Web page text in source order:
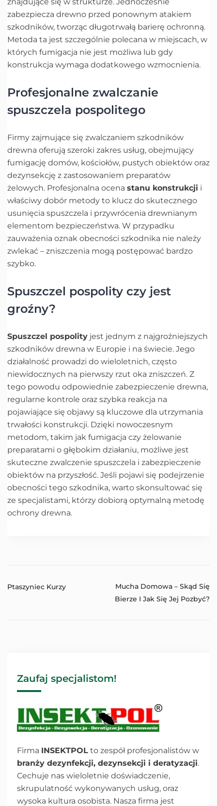
zabezpiecza drewno przed ponownym atakiem
szkodników, tworząc długotrwałą barierę ochronną.
Metoda ta jest szczególnie polecana w miejscach, w
których fumigacja nie jest możliwa lub gdy
konstrukcja wymaga dodatkowego wzmocnienia.
Profesjonalne zwalczanie
spuszczela pospolitego
Firmy zajmujące się zwalczaniem szkodników
drewna oferują szeroki zakres usług, obejmujący
fumigację domów, kościołów, pustych obiektów oraz
dezynsekcję z zastosowaniem preparatów
żelowych. Profesjonalna ocena stanu konstrukcji i
właściwy dobór metody to klucz do skutecznego
usunięcia spuszczela i przywrócenia drewnianym
elementom bezpieczeństwa. W przypadku
zauważenia oznak obecności szkodnika nie należy
zwlekać – zniszczenia mogą postępować bardzo
szybko.
Spuszczel pospolity czy jest
groźny?
Spuszczel pospolity jest jednym z najgroźniejszych
szkodników drewna w Europie i na świecie. Jego
działalność prowadzi do wieloletnich, często
niewidocznych na pierwszy rzut oka zniszczeń. Z
tego powodu odpowiednie zabezpieczenie drewna,
regularne kontrole oraz szybka reakcja na
pojawiające się objawy są kluczowe dla utrzymania
trwałości konstrukcji. Dzięki nowoczesnym
metodom, takim jak fumigacja czy żelowanie
preparatami o głębokim działaniu, możliwe jest
skuteczne zwalczenie spuszczela i zabezpieczenie
obiektów na przyszłość. Jeśli pojawi się podejrzenie
obecności tego szkodnika, warto skonsultować się
ze specjalistami, którzy dobiorą optymalną metodę
ochrony drewna.
Ptaszyniec Kurzy
Mucha Domowa – Skąd Się
Bierze I Jak Się Jej Pozbyć?
Zaufaj specjalistom!
Firma INSEKTPOL to zespół profesjonalistów w
branży dezynfekcji, dezynsekcji i deratyzacji.
Cechuje nas wieloletnie doświadczenie,
skrupulatność wykonywanych usług, oraz
wysoka kultura osobista. Nasza firma jest